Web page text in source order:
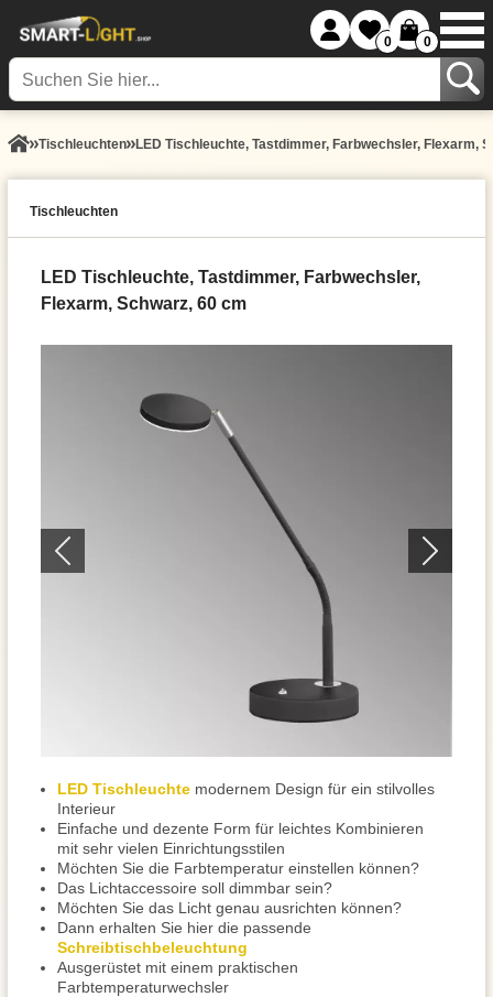
0 0
Tisch­leuchten LED Tischleuchte, Tastdimmer, Farbwechsler, Flexarm,
Tisch­leuchten
LED Tischleuchte, Tastdimmer, Farbwechsler,
Flexarm, Schwarz, 60 cm
LED Tischleuchte modernem Design für ein stilvolles
Interieur
Einfache und dezente Form für leichtes Kombinieren
mit sehr vielen Einrichtungsstilen
Möchten Sie die Farbtemperatur einstellen können?
Das Lichtaccessoire soll dimmbar sein?
Möchten Sie das Licht genau ausrichten können?
Dann erhalten Sie hier die passende
Schreibtischbeleuchtung
Ausgerüstet mit einem praktischen
Farbtemperaturwechsler